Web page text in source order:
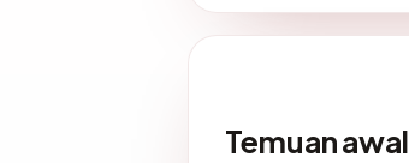
Temuan awal